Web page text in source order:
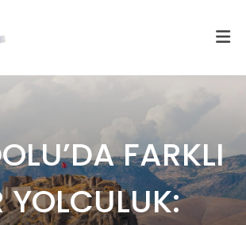
FARKLI
YOLCULUK: